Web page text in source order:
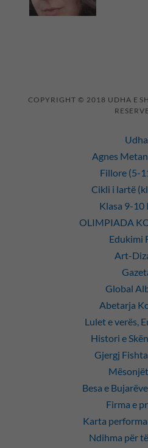
COPYRIGHT © 2018 UDHA E
Udha
Agnes
Fillore (5-
Cikli i lartë
Klasa 9-10
OLIMPIADA
Edukimi
Art-
Global
Abetarja
Lulet e verës,
Histori e
Gjergj
Besa e
Firma e
Karta
Ndihma për